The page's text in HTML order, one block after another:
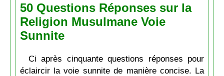
50 Questions Réponses sur la
Religion Musulmane Voie
Sunnite
Ci après cinquante questions réponses pour
éclaircir la voie sunnite de manière concise. La